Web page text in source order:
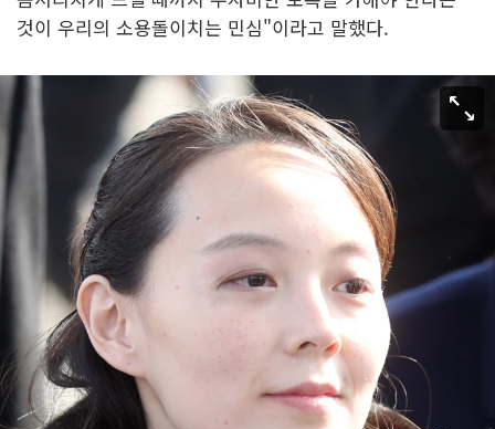
것이 우리의 소용돌이치는 민심"이라고 말했다.